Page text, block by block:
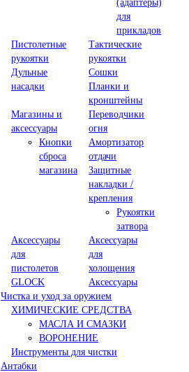
(адаптеры)
для
прикладов
Пистолетные
рукоятки
Тактические
рукоятки
Дульные
насадки
Сошки
Планки и
кронштейны
Магазины и
аксессуары
Кнопки
сброса
магазина
Переводчики
огня
Амортизатор
отдачи
Защитные
накладки /
крепления
Рукоятки
затвора
Аксессуары
для
пистолетов
GLOCK
Аксессуары
для
холощения
Аксессуары
Чистка и уход за оружием
ХИМИЧЕСКИЕ СРЕДСТВА
МАСЛА И СМАЗКИ
ВОРОНЕНИЕ
Инструменты для чистки
Антабки